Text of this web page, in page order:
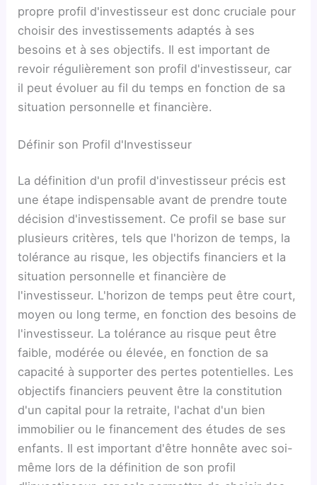
propre profil d'investisseur est donc cruciale pour
choisir des investissements adaptés à ses
besoins et à ses objectifs. Il est important de
revoir régulièrement son profil d'investisseur, car
il peut évoluer au fil du temps en fonction de sa
situation personnelle et financière.
Définir son Profil d'Investisseur
La définition d'un profil d'investisseur précis est
une étape indispensable avant de prendre toute
décision d'investissement. Ce profil se base sur
plusieurs critères, tels que l'horizon de temps, la
tolérance au risque, les objectifs financiers et la
situation personnelle et financière de
l'investisseur. L'horizon de temps peut être court,
moyen ou long terme, en fonction des besoins de
l'investisseur. La tolérance au risque peut être
faible, modérée ou élevée, en fonction de sa
capacité à supporter des pertes potentielles. Les
objectifs financiers peuvent être la constitution
d'un capital pour la retraite, l'achat d'un bien
immobilier ou le financement des études de ses
enfants. Il est important d'être honnête avec soi-
même lors de la définition de son profil